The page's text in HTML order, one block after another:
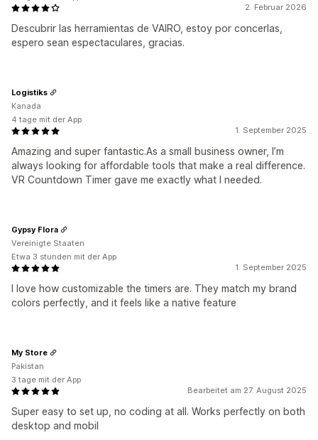
2. Februar 2026
Descubrir las herramientas de VAIRO, estoy por concerlas,
espero sean espectaculares, gracias.
1. September 2025
Amazing and super fantastic.As a small business owner, I’m
always looking for affordable tools that make a real difference.
VR Countdown Timer gave me exactly what I needed.
Logistiks
Kanada
4 tage mit der App
1. September 2025
I love how customizable the timers are. They match my brand
colors perfectly, and it feels like a native feature
Gypsy Flora
Vereinigte Staaten
Etwa 3 stunden mit der App
Bearbeitet am 27. August 2025
Super easy to set up, no coding at all. Works perfectly on both
desktop and mobil
My Store
Pakistan
3 tage mit der App